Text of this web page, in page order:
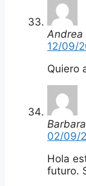
Andrea
12/09/
Quiero
Barbara
02/09/
Hola
futuro.